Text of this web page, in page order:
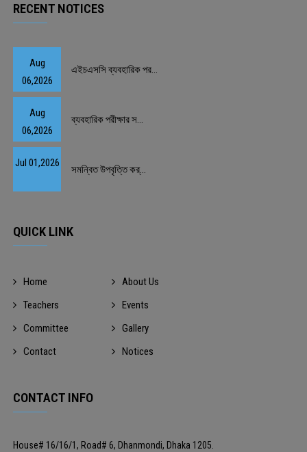
RECENT NOTICES
Aug
06,2026
এইচএসসি ব্যবহারিক পর...
Aug
06,2026
ব্যবহারিক পরীক্ষার স...
Jul 01,2026
সমন্বিত উপবৃত্তি কর্...
QUICK LINK
Home
About Us
Teachers
Events
Committee
Gallery
Contact
Notices
CONTACT INFO
House# 16/16/1, Road# 6, Dhanmondi, Dhaka 1205.